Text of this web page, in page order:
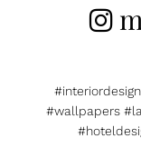
#wallpapers